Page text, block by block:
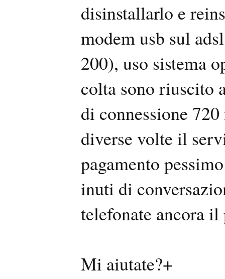
disinstallarlo e
modem usb sul
200), uso sistema
colta sono riuscito
di connessione
diverse volte il
pagamento
inuti di
telefonate ancora
Mi aiutate?+